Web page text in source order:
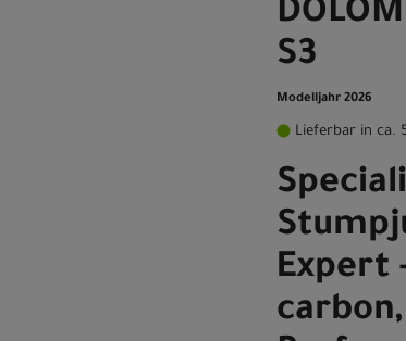
S3
Modelljahr 2026
Lieferbar in ca.
Expert
carbon,